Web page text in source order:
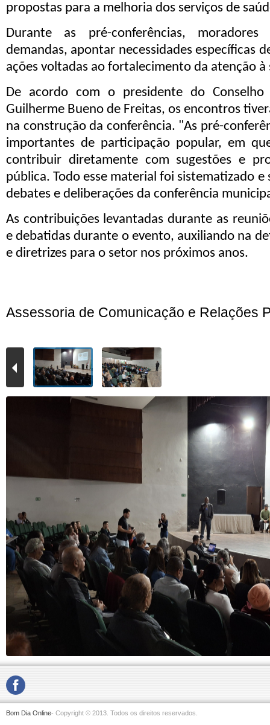
propostas para a melhoria dos serviços de
Durante as pré-conferências, moradores
demandas, apontar necessidades específicas
ações voltadas ao fortalecimento da atenção
De acordo com o presidente do Conselho
Guilherme Bueno de Freitas, os encontros
na construção da conferência. "As pré-
importantes de participação popular, em
contribuir diretamente com sugestões e
pública. Todo esse material foi sistematizado e
debates e deliberações da conferência
As contribuições levantadas durante as
e debatidas durante o evento, auxiliando na
e diretrizes para o setor nos próximos anos.
Assessoria de Comunicação e Relações
Bom Dia Online- Copyright © 2013. Todos os direitos reservados.